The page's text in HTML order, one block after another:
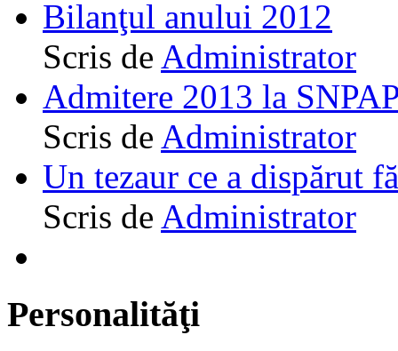
Bilanţul anului 2012
Scris de Administrator
Admitere 2013 la
Scris de Administrator
Un tezaur ce a dispărut
Scris de Administrator
Personalităţi